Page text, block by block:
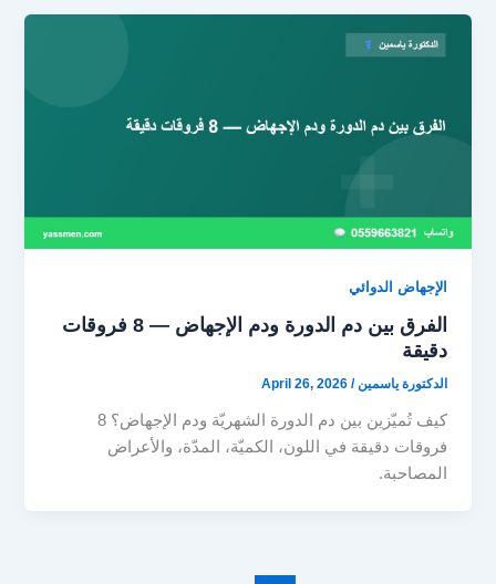
الإجهاض الدوائي
الفرق بين دم الدورة ودم الإجهاض — 8 فروقات
دقيقة
الدكتورة ياسمين/
April 26, 2026
كيف تُميّزين بين دم الدورة الشهريّة ودم الإجهاض؟ 8
فروقات دقيقة في اللون، الكميّة، المدّة، والأعراض
المصاحبة.